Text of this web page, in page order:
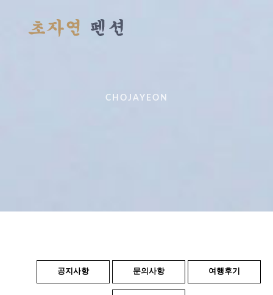
CHOJAYEON
공지사항 문의사항 여행후기